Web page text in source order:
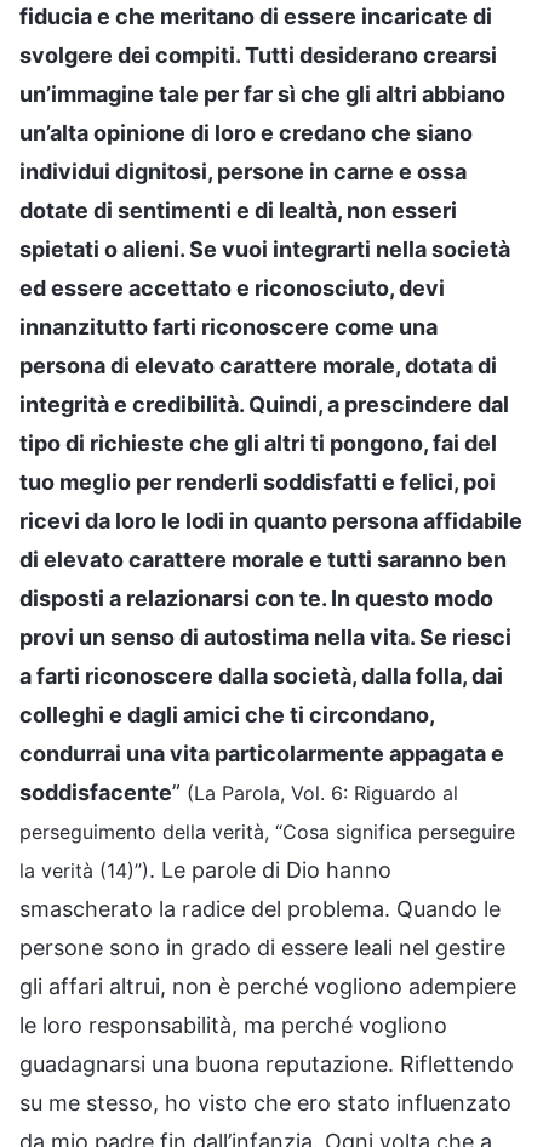
fiducia e che meritano di essere incaricate di
svolgere dei compiti. Tutti desiderano crearsi
un’immagine tale per far sì che gli altri abbiano
un’alta opinione di loro e credano che siano
individui dignitosi, persone in carne e ossa
dotate di sentimenti e di lealtà, non esseri
spietati o alieni. Se vuoi integrarti nella società
ed essere accettato e riconosciuto, devi
innanzitutto farti riconoscere come una
persona di elevato carattere morale, dotata di
integrità e credibilità. Quindi, a prescindere dal
tipo di richieste che gli altri ti pongono, fai del
tuo meglio per renderli soddisfatti e felici, poi
ricevi da loro le lodi in quanto persona affidabile
di elevato carattere morale e tutti saranno ben
disposti a relazionarsi con te. In questo modo
provi un senso di autostima nella vita. Se riesci
a farti riconoscere dalla società, dalla folla, dai
colleghi e dagli amici che ti circondano,
condurrai una vita particolarmente appagata e
soddisfacente” (La Parola, Vol. 6: Riguardo al
perseguimento della verità, “Cosa significa perseguire
la verità (14)”). Le parole di Dio hanno
smascherato la radice del problema. Quando le
persone sono in grado di essere leali nel gestire
gli affari altrui, non è perché vogliono adempiere
le loro responsabilità, ma perché vogliono
guadagnarsi una buona reputazione. Riflettendo
su me stesso, ho visto che ero stato influenzato
da mio padre fin dall’infanzia. Ogni volta che a